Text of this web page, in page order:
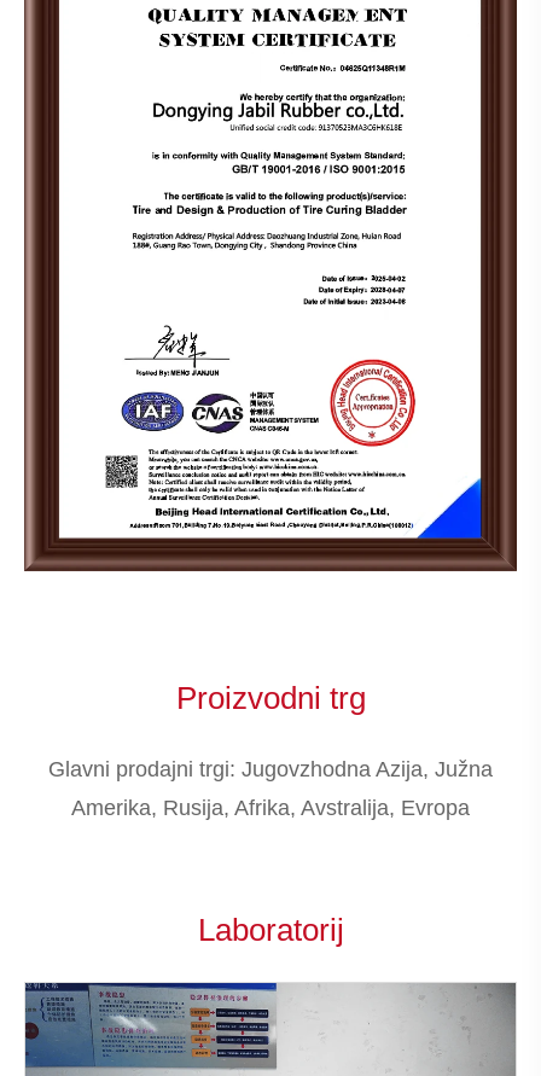
Proizvodni trg
Glavni prodajni trgi: Jugovzhodna Azija, Južna
Amerika, Rusija, Afrika, Avstralija, Evropa
Laboratorij